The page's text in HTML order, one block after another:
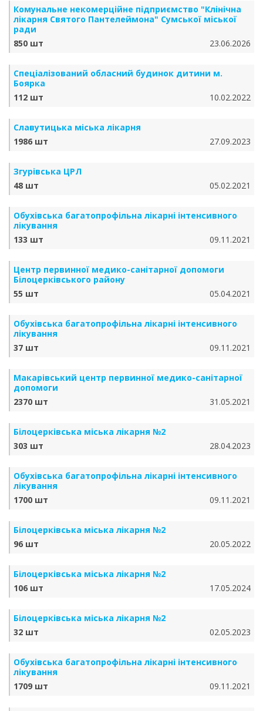
Комунальне некомерційне підприємство "Клінічна
лікарня Святого Пантелеймона" Сумської міської
ради
850 шт
23.06.2026
Спеціалізований обласний будинок дитини м.
Боярка
112 шт
10.02.2022
Славутицька міська лікарня
1986 шт
27.09.2023
Згурівська ЦРЛ
48 шт
05.02.2021
Обухівська багатопрофільна лікарні інтенсивного
лікування
133 шт
09.11.2021
Центр первинної медико-санітарної допомоги
Білоцерківського району
55 шт
05.04.2021
Обухівська багатопрофільна лікарні інтенсивного
лікування
37 шт
09.11.2021
Макарівський центр первинної медико-санітарної
допомоги
2370 шт
31.05.2021
Білоцерківська міська лікарня №2
303 шт
28.04.2023
Обухівська багатопрофільна лікарні інтенсивного
лікування
1700 шт
09.11.2021
Білоцерківська міська лікарня №2
96 шт
20.05.2022
Білоцерківська міська лікарня №2
106 шт
17.05.2024
Білоцерківська міська лікарня №2
32 шт
02.05.2023
Обухівська багатопрофільна лікарні інтенсивного
лікування
1709 шт
09.11.2021